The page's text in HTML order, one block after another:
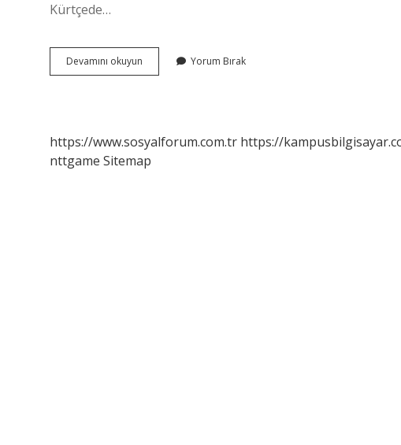
Kürtçede…
Devamını okuyun
Farsca
Yorum Bırak
https://www.sosyalforum.com.tr https://
nttgame Sitemap